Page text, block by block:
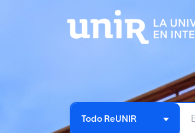
Todo ReUNIR